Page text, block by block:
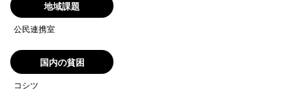
地域課題
公民連携室
国内の貧困
コシツ